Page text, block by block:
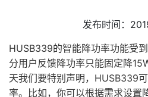
发布时间：
HUSB339的智能降功率功能受
分用户反馈降功率只能固定降
天我们要特别声明，HUSB339
率。比如，你可以根据需求设置